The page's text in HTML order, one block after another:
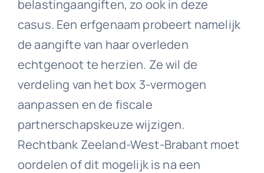
belastingaangiften, zo ook in deze
casus. Een erfgenaam probeert namelijk
de aangifte van haar overleden
echtgenoot te herzien. Ze wil de
verdeling van het box 3-vermogen
aanpassen en de fiscale
partnerschapskeuze wijzigen.
Rechtbank Zeeland-West-Brabant moet
oordelen of dit mogelijk is na een